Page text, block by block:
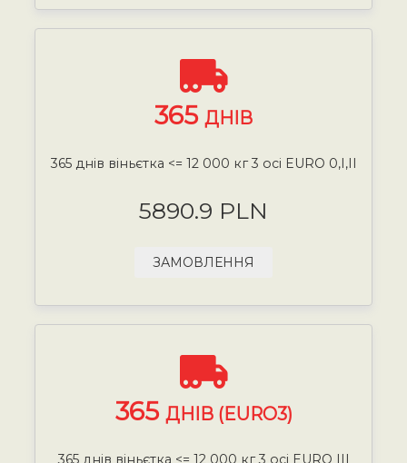
365 ДНІВ
365 днів віньєтка <= 12 000 кг 3 осі EURO 0,I,II
5890.9 PLN
ЗАМОВЛЕННЯ
365 ДНІВ (EURO3)
365 днів віньєтка <= 12 000 кг 3 осі EURO III